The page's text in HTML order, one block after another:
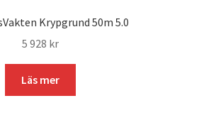
Krypgrund 50m 5.0
5 928 kr
Läs mer